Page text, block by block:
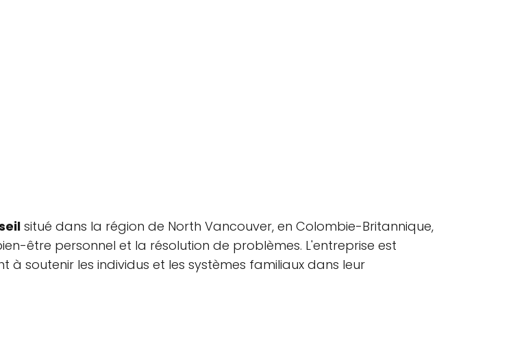
situé dans la région de North Vancouver, en Colombie-Britannique,
être personnel et la résolution de problèmes. L'entreprise est
à soutenir les individus et les systèmes familiaux dans leur